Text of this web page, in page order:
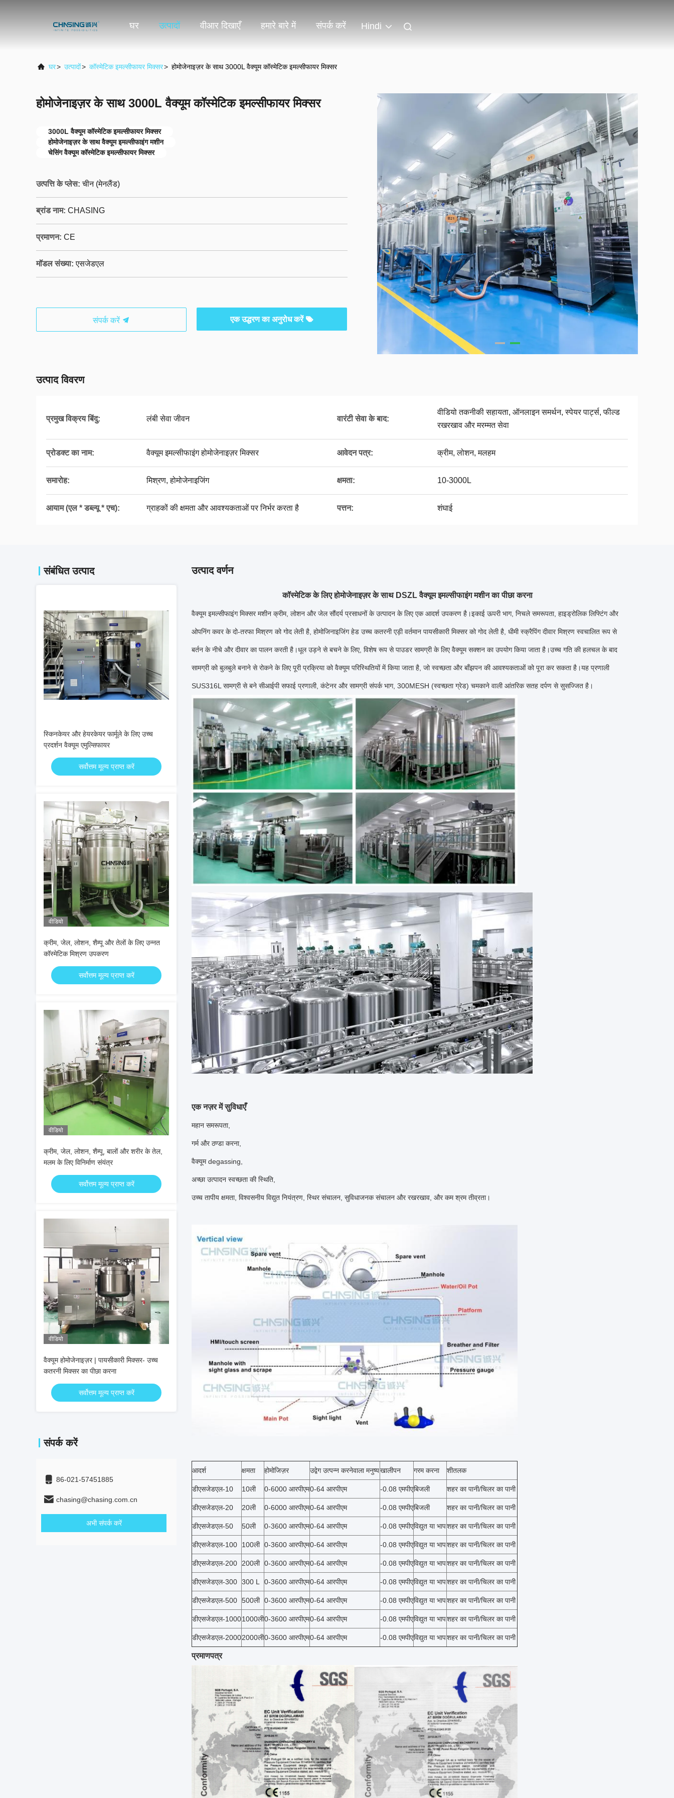
घर उत्पादों वीआर दिखाएँ हमारे बारे में संपर्क करें Hindi
घर> उत्पादों> कॉस्मेटिक इमल्सीफायर मिक्सर> होमोजेनाइज़र के साथ 3000L वैक्यूम कॉस्मेटिक इमल्सीफायर मिक्सर
होमोजेनाइज़र के साथ 3000L वैक्यूम कॉस्मेटिक इमल्सीफायर मिक्सर
3000L वैक्यूम कॉस्मेटिक इमल्सीफायर मिक्सर
होमोजेनाइज़र के साथ वैक्यूम इमल्सीफाइंग मशीन
चेसिंग वैक्यूम कॉस्मेटिक इमल्सीफायर मिक्सर
उत्पत्ति के प्लेस: चीन (मेनलैंड)
ब्रांड नाम: CHASING
प्रमाणन: CE
मॉडल संख्या: एसजेडएल
संपर्क करें एक उद्धरण का अनुरोध करें
उत्पाद विवरण
प्रमुख विक्रय बिंदु: लंबी सेवा जीवन वारंटी सेवा के बाद:
वीडियो तकनीकी सहायता, ऑनलाइन समर्थन, स्पेयर पार्ट्स, फील्ड
रखरखाव और मरम्मत सेवा
प्रोडक्ट का नाम: वैक्यूम इमल्सीफाइंग होमोजेनाइज़र मिक्सर आवेदन पत्र: क्रीम, लोशन, मलहम
समारोह: मिश्रण, होमोजेनाइजिंग क्षमता: 10-3000L
आयाम (एल * डब्ल्यू * एच): ग्राहकों की क्षमता और आवश्यकताओं पर निर्भर करता है पत्तन: शंघाई
संबंधित उत्पाद
स्किनकेयर और हेयरकेयर फार्मूले के लिए उच्च
प्रदर्शन वैक्यूम एमुल्सिफायर
सर्वोत्तम मूल्य प्राप्त करें
वीडियो
क्रीम, जेल, लोशन, शैम्पू और तेलों के लिए उन्नत
कॉस्मेटिक मिश्रण उपकरण
सर्वोत्तम मूल्य प्राप्त करें
वीडियो
क्रीम, जेल, लोशन, शैम्पू, बालों और शरीर के तेल,
मलम के लिए विनिर्माण संयंत्र
सर्वोत्तम मूल्य प्राप्त करें
वीडियो
वैक्यूम होमोजेनाइज़र | पायसीकारी मिक्सर- उच्च
कतरनी मिक्सर का पीछा करना
सर्वोत्तम मूल्य प्राप्त करें
संपर्क करें
86-021-57451885
chasing@chasing.com.cn
अभी संपर्क करें
उत्पाद वर्णन
कॉस्मेटिक के लिए होमोजेनाइज़र के साथ DSZL वैक्यूम इमल्सीफाइंग मशीन का पीछा करना
वैक्यूम इमल्सीफाइंग मिक्सर मशीन क्रीम, लोशन और जेल सौंदर्य प्रसाधनों के उत्पादन के लिए एक आदर्श उपकरण है।इकाई ऊपरी भाग, निचले समरूपता, हाइड्रोलिक लिफ्टिंग और
ओपनिंग कवर के दो-तरफा मिश्रण को गोद लेती है, होमोजिनाइजिंग हेड उच्च कतरनी एड़ी वर्तमान पायसीकारी मिक्सर को गोद लेती है, धीमी स्क्रैपिंग दीवार मिश्रण स्वचालित रूप से
बर्तन के नीचे और दीवार का पालन करती है।धूल उड़ने से बचने के लिए, विशेष रूप से पाउडर सामग्री के लिए वैक्यूम सक्शन का उपयोग किया जाता है।उच्च गति की हलचल के बाद
सामग्री को बुलबुले बनाने से रोकने के लिए पूरी प्रक्रिया को वैक्यूम परिस्थितियों में किया जाता है, जो स्वच्छता और बाँझपन की आवश्यकताओं को पूरा कर सकता है।यह प्रणाली
SUS316L सामग्री से बने सीआईपी सफाई प्रणाली, कंटेनर और सामग्री संपर्क भाग, 300MESH (स्वच्छता ग्रेड) चमकाने वाली आंतरिक सतह दर्पण से सुसज्जित है।
एक नज़र में सुविधाएँ
महान समरूपता,
गर्म और ठण्डा करना,
वैक्यूम degassing,
अच्छा उत्पादन स्वच्छता की स्थिति,
उच्च तापीय क्षमता, विश्वसनीय विद्युत नियंत्रण, स्थिर संचालन, सुविधाजनक संचालन और रखरखाव, और कम श्रम तीव्रता।
आदर्श क्षमता होमोजिज़र उद्वेग उत्पन्न करनेवाला मनुष्यखालीपन गरम करना शीतलक
डीएसजेडएल-10 10ली 0-6000 आरपीएम0-64 आरपीएम -0.08 एमपीएबिजली शहर का पानी/चिलर का पानी
डीएसजेडएल-20 20ली 0-6000 आरपीएम0-64 आरपीएम -0.08 एमपीएबिजली शहर का पानी/चिलर का पानी
डीएसजेडएल-50 50ली 0-3600 आरपीएम0-64 आरपीएम -0.08 एमपीएविद्युत या भापशहर का पानी/चिलर का पानी
डीएसजेडएल-100 100ली 0-3600 आरपीएम0-64 आरपीएम -0.08 एमपीएविद्युत या भापशहर का पानी/चिलर का पानी
डीएसजेडएल-200 200ली 0-3600 आरपीएम0-64 आरपीएम -0.08 एमपीएविद्युत या भापशहर का पानी/चिलर का पानी
डीएसजेडएल-300 300 L 0-3600 आरपीएम0-64 आरपीएम -0.08 एमपीएविद्युत या भापशहर का पानी/चिलर का पानी
डीएसजेडएल-500 500ली 0-3600 आरपीएम0-64 आरपीएम -0.08 एमपीएविद्युत या भापशहर का पानी/चिलर का पानी
डीएसजेडएल-10001000ली0-3600 आरपीएम0-64 आरपीएम -0.08 एमपीएविद्युत या भापशहर का पानी/चिलर का पानी
डीएसजेडएल-20002000ली0-3600 आरपीएम0-64 आरपीएम -0.08 एमपीएविद्युत या भापशहर का पानी/चिलर का पानी
प्रमाणपत्र